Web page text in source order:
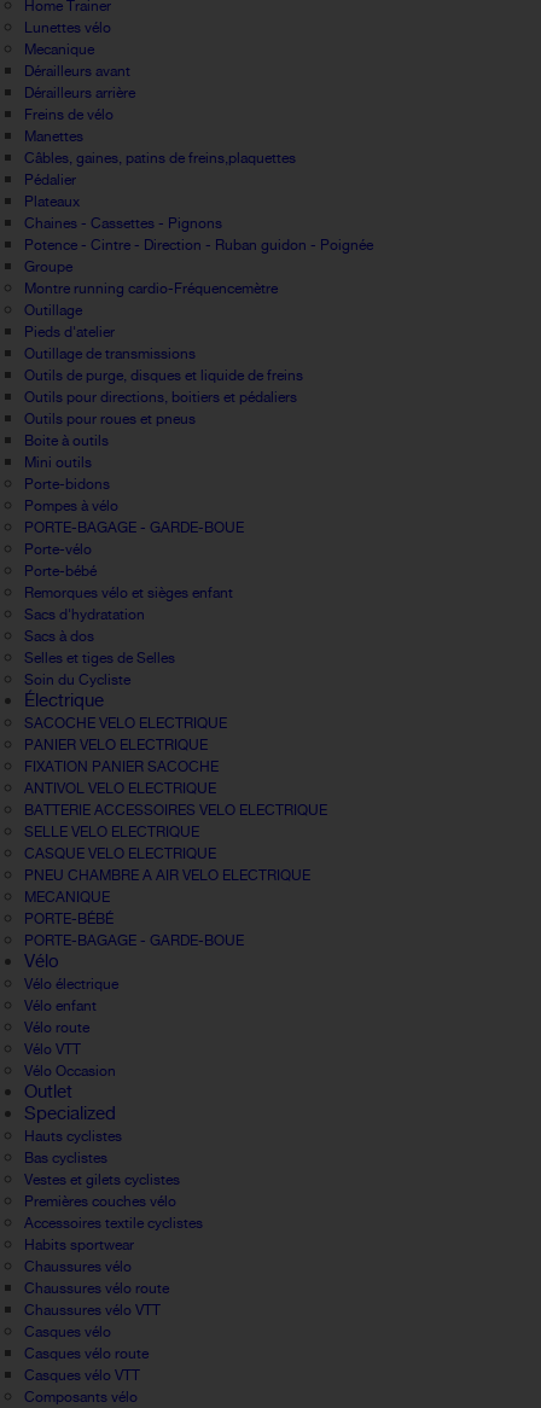
Home Trainer
Lunettes vélo
Mecanique
Dérailleurs avant
Dérailleurs arrière
Freins de vélo
Manettes
Câbles, gaines, patins de freins,plaquettes
Pédalier
Plateaux
Chaines - Cassettes - Pignons
Potence - Cintre - Direction - Ruban guidon - Poignée
Groupe
Montre running cardio-Fréquencemètre
Outillage
Pieds d'atelier
Outillage de transmissions
Outils de purge, disques et liquide de freins
Outils pour directions, boitiers et pédaliers
Outils pour roues et pneus
Boite à outils
Mini outils
Porte-bidons
Pompes à vélo
PORTE-BAGAGE - GARDE-BOUE
Porte-vélo
Porte-bébé
Remorques vélo et sièges enfant
Sacs d'hydratation
Sacs à dos
Selles et tiges de Selles
Soin du Cycliste
Électrique
SACOCHE VELO ELECTRIQUE
PANIER VELO ELECTRIQUE
FIXATION PANIER SACOCHE
ANTIVOL VELO ELECTRIQUE
BATTERIE ACCESSOIRES VELO ELECTRIQUE
SELLE VELO ELECTRIQUE
CASQUE VELO ELECTRIQUE
PNEU CHAMBRE A AIR VELO ELECTRIQUE
MECANIQUE
PORTE-BÉBÉ
PORTE-BAGAGE - GARDE-BOUE
Vélo
Vélo électrique
Vélo enfant
Vélo route
Vélo VTT
Vélo Occasion
Outlet
Specialized
Hauts cyclistes
Bas cyclistes
Vestes et gilets cyclistes
Premières couches vélo
Accessoires textile cyclistes
Habits sportwear
Chaussures vélo
Chaussures vélo route
Chaussures vélo VTT
Casques vélo
Casques vélo route
Casques vélo VTT
Composants vélo